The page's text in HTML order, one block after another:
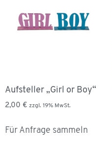
Aufsteller „Girl or Boy“
2,00 € zzgl. 19% MwSt.
Für Anfrage sammeln